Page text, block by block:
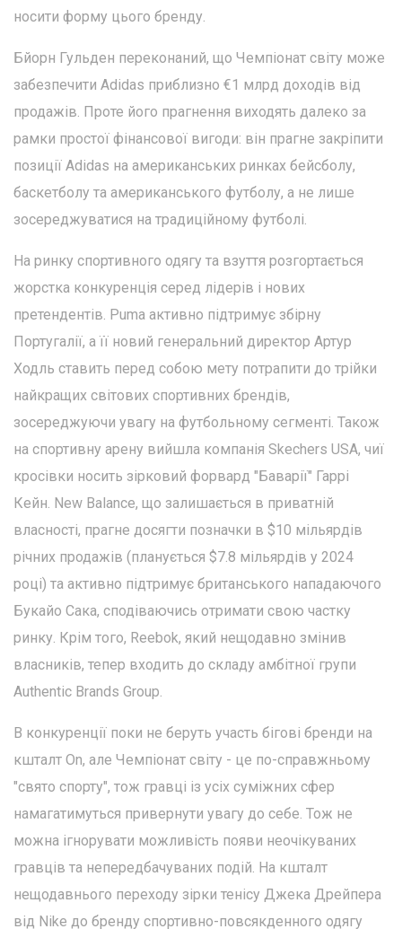
носити форму цього бренду.
Бйорн Гульден переконаний, що Чемпіонат світу може
забезпечити Adidas приблизно €1 млрд доходів від
продажів. Проте його прагнення виходять далеко за
рамки простої фінансової вигоди: він прагне закріпити
позиції Adidas на американських ринках бейсболу,
баскетболу та американського футболу, а не лише
зосереджуватися на традиційному футболі.
На ринку спортивного одягу та взуття розгортається
жорстка конкуренція серед лідерів і нових
претендентів. Puma активно підтримує збірну
Португалії, а її новий генеральний директор Артур
Ходль ставить перед собою мету потрапити до трійки
найкращих світових спортивних брендів,
зосереджуючи увагу на футбольному сегменті. Також
на спортивну арену вийшла компанія Skechers USA, чиї
кросівки носить зірковий форвард "Баварії" Гаррі
Кейн. New Balance, що залишається в приватній
власності, прагне досягти позначки в $10 мільярдів
річних продажів (планується $7.8 мільярдів у 2024
році) та активно підтримує британського нападаючого
Букайо Сака, сподіваючись отримати свою частку
ринку. Крім того, Reebok, який нещодавно змінив
власників, тепер входить до складу амбітної групи
Authentic Brands Group.
В конкуренції поки не беруть участь бігові бренди на
кшталт On, але Чемпіонат світу - це по-справжньому
"свято спорту", тож гравці із усіх суміжних сфер
намагатимуться привернути увагу до себе. Тож не
можна ігнорувати можливість появи неочікуваних
гравців та непередбачуваних подій. На кшталт
нещодавнього переходу зірки тенісу Джека Дрейпера
від Nike до бренду спортивно-повсякденного одягу